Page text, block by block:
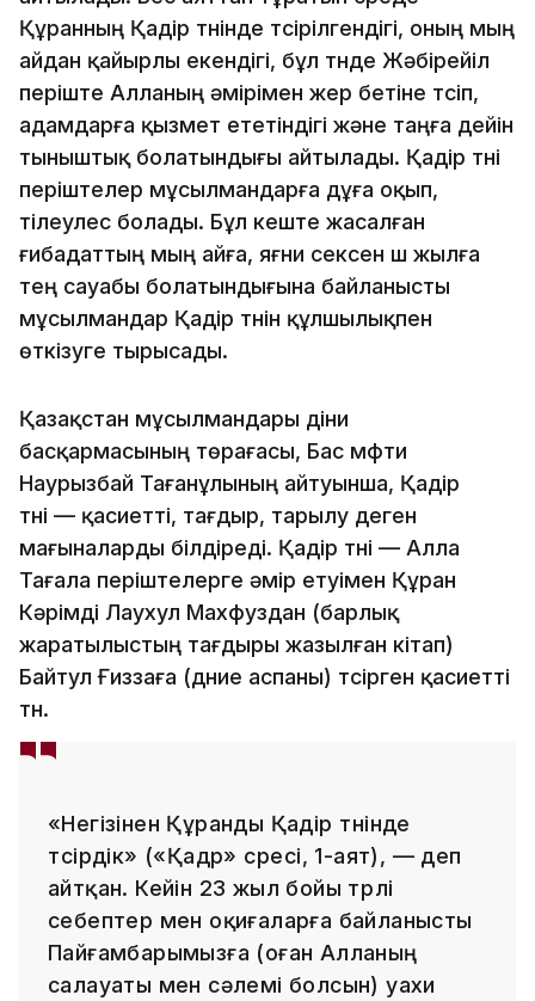
Құранның Қадір түнінде түсірілгендігі, оның мың
айдан қайырлы екендігі, бұл түнде Жәбірейіл
періште Алланың әмірімен жер бетіне түсіп,
адамдарға қызмет ететіндігі және таңға дейін
тыныштық болатындығы айтылады. Қадір түні
періштелер мұсылмандарға дұға оқып,
тілеулес болады. Бұл кеште жасалған
ғибадаттың мың айға, яғни сексен үш жылға
тең сауабы болатындығына байланысты
мұсылмандар Қадір түнін құлшылықпен
өткізуге тырысады.
Қазақстан мұсылмандары діни
басқармасының төрағасы, Бас мүфти
Наурызбай Тағанұлының айтуынша, Қадір
түні — қасиетті, тағдыр, тарылу деген
мағыналарды білдіреді. Қадір түні — Алла
Тағала періштелерге әмір етуімен Құран
Кәрімді Лаухул Махфуздан (барлық
жаратылыстың тағдыры жазылған кітап)
Байтул Ғиззаға (дүние аспаны) түсірген қасиетті
түн.
«Негізінен Құранды Қадір түнінде
түсірдік» («Қадр» сүресі, 1-аят), — деп
айтқан. Кейін 23 жыл бойы түрлі
себептер мен оқиғаларға байланысты
Пайғамбарымызға (оған Алланың
салауаты мен сәлемі болсын) уахи